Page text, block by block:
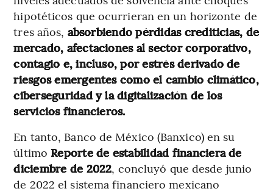
hipotéticos que ocurrieran en un horizonte de
tres años, absorbiendo pérdidas crediticias, de
mercado, afectaciones al sector corporativo,
contagio e, incluso, por estrés derivado de
riesgos emergentes como el cambio climático,
ciberseguridad y la digitalización de los
servicios financieros.
En tanto, Banco de México (Banxico) en su
último Reporte de estabilidad financiera de
diciembre de 2022, concluyó que desde junio
de 2022 el sistema financiero mexicano